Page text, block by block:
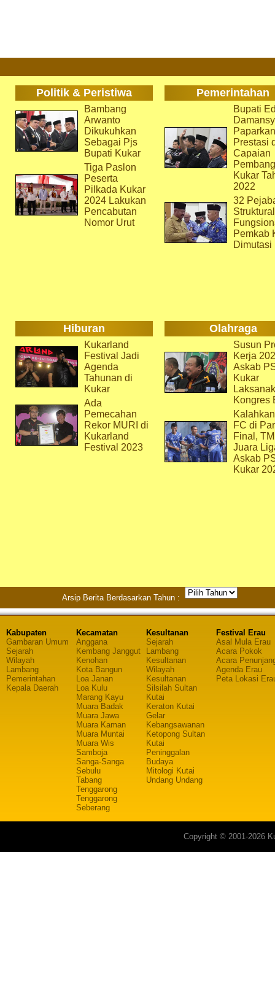
Politik & Peristiwa Pemerintahan
Bambang
Arwanto
Dikukuhkan
Sebagai Pjs
Bupati Kukar
Tiga Paslon
Peserta
Pilkada Kukar
2024 Lakukan
Pencabutan
Nomor Urut
Bupati
Paparkan
Prestasi
Capaian
Kukar
2022
32
Pemkab
Dimutasi
Hiburan Olahraga
Kukarland
Festival Jadi
Agenda
Tahunan di
Kukar
Ada
Pemecahan
Rekor MURI di
Kukarland
Festival 2023
Susun
Kerja
Askab
Kukar
Kongres
FC di
Final,
Juara
Askab
Kukar
Arsip Berita Berdasarkan Tahun :
Kabupaten
Gambaran Umum
Sejarah
Wilayah
Lambang
Pemerintahan
Kepala Daerah
Kecamatan
Anggana
Kembang Janggut
Kenohan
Kota Bangun
Loa Janan
Loa Kulu
Marang Kayu
Muara Badak
Muara Jawa
Muara Kaman
Muara Muntai
Muara Wis
Samboja
Sanga-Sanga
Sebulu
Tabang
Tenggarong
Tenggarong
Seberang
Kesultanan
Sejarah
Lambang
Kesultanan
Wilayah
Kesultanan
Silsilah Sultan
Kutai
Keraton Kutai
Gelar
Kebangsawanan
Ketopong Sultan
Kutai
Peninggalan
Budaya
Mitologi Kutai
Undang Undang
Festival Erau
Asal Mula Erau
Acara Pokok
Acara
Agenda Erau
Peta Lokasi
Copyright © 2001-2026